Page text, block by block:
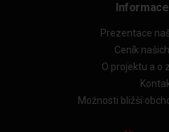
Prezentace
Ceník
O projektu a o
Možnosti bližší